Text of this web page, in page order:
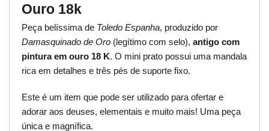
Ouro 18k
Peça belíssima de Toledo Espanha, produzido por
Damasquinado de Oro (legítimo com selo), antigo com
pintura em ouro 18 K. O mini prato possui uma mandala
rica em detalhes e três pés de suporte fixo.
Este é um item que pode ser utilizado para ofertar e
adorar aos deuses, elementais e muito mais! Uma peça
única e magnífica.